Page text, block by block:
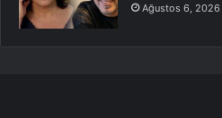
Ağustos 6, 2026